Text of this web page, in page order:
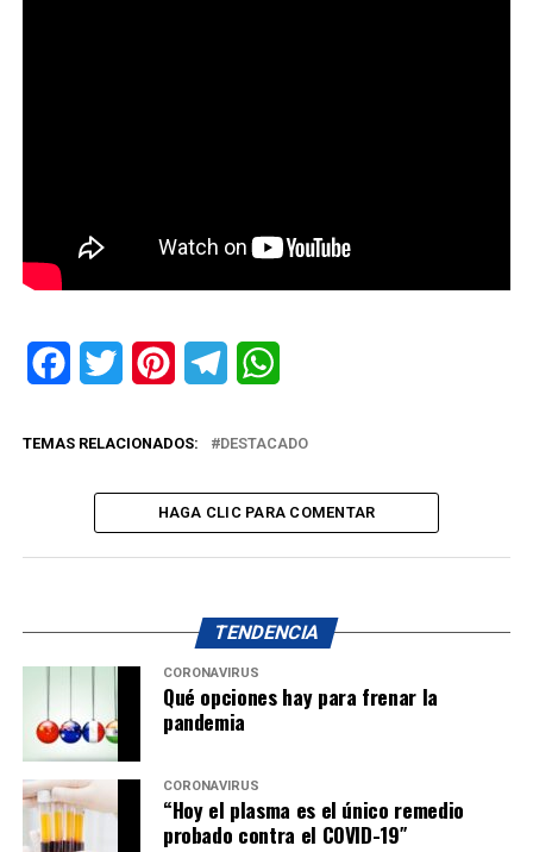
FacebookTwitter PinterestTelegram
TEMAS RELACIONADOS: DESTACADO
HAGA CLIC PARA COMENTAR
TENDENCIA
CORONAVIRUS
Qué opciones hay para frenar la
pandemia
CORONAVIRUS
“Hoy el plasma es el único remedio
probado contra el COVID-19″